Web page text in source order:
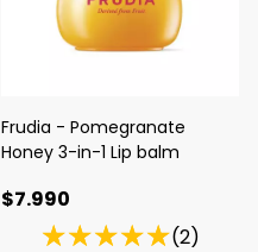
Frudia - Pomegranate
Honey 3-in-1 Lip balm
$7.990
(2)